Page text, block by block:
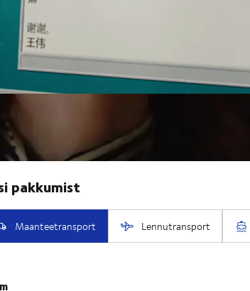
kullerteenuste ja tollivormistuse alal.